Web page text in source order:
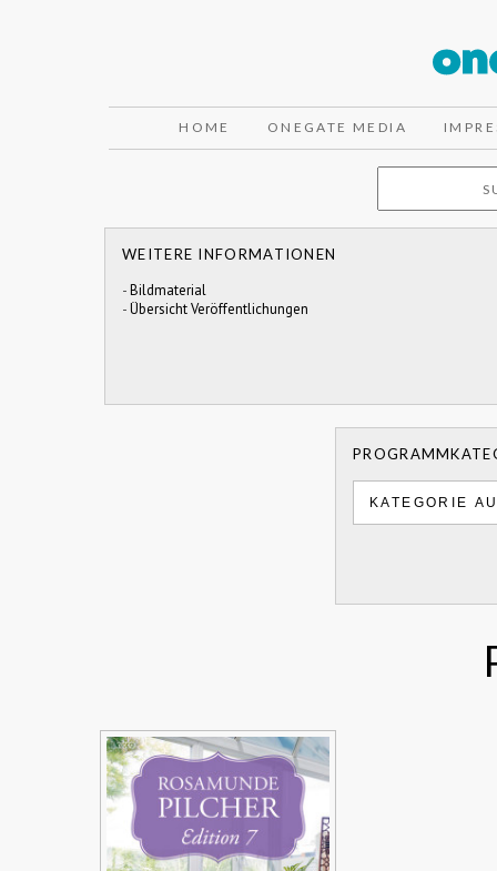
HOME ONEGATE MEDIA
WEITERE INFORMATIONEN
-Bildmaterial
-Übersicht Veröffentlichungen